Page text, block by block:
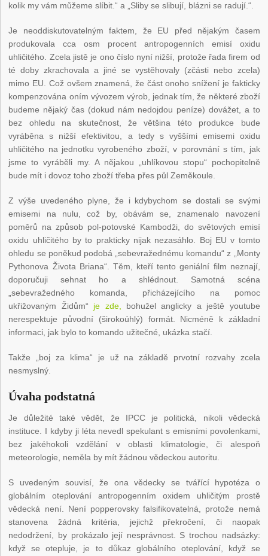
kolik my vám můžeme slíbit.“ a „Sliby se slibují, blázni se radují.“.
Je neoddiskutovatelným faktem, že EU před nějakým časem
produkovala cca osm procent antropogenních emisí oxidu
uhličitého. Zcela jistě je ono číslo nyní nižší, protože řada firem od
té doby zkrachovala a jiné se vystěhovaly (zčásti nebo zcela)
mimo EU. Což ovšem znamená, že část onoho snížení je fakticky
kompenzována oním vývozem výrob, jednak tím, že některé zboží
budeme nějaký čas (dokud nám nedojdou peníze) dovážet, a to
bez ohledu na skutečnost, že většina této produkce bude
vyráběna s nižší efektivitou, a tedy s vyššími emisemi oxidu
uhličitého na jednotku vyrobeného zboží, v porovnání s tím, jak
jsme to vyráběli my. A nějakou „uhlíkovou stopu“ pochopitelně
bude mít i dovoz toho zboží třeba přes půl Zeměkoule.
Z výše uvedeného plyne, že i kdybychom se dostali se svými
emisemi na nulu, což by, obávám se, znamenalo navození
poměrů na způsob pol-potovské Kambodži, do světových emisí
oxidu uhličitého by to prakticky nijak nezasáhlo. Boj EU v tomto
ohledu se poněkud podobá „sebevražednému komandu“ z „Monty
Pythonova Života Briana“. Těm, kteří tento geniální film neznají,
doporučuji sehnat ho a shlédnout. Samotná scéna
„sebevražedného komanda, přicházejícího na pomoc
ukřižovaným Židům“ je zde, bohužel anglicky a ještě youtube
nerespektuje původní (širokoúhlý) formát. Nicméně k základní
informaci, jak bylo to komando užitečné, ukázka stačí.
Takže „boj za klima“ je už na základě prvotní rozvahy zcela
nesmyslný.
Úvaha podstatná
Je důležité také vědět, že IPCC je politická, nikoli vědecká
instituce. I kdyby ji léta nevedl spekulant s emisními povolenkami,
bez jakéhokoli vzdělání v oblasti klimatologie, či alespoň
meteorologie, neměla by mít žádnou vědeckou autoritu.
S uvedeným souvisí, že ona vědecky se tvářící hypotéza o
globálním oteplování antropogenním oxidem uhličitým prostě
vědecká není. Není popperovsky falsifikovatelná, protože nemá
stanovena žádná kritéria, jejichž překročení, či naopak
nedodržení, by prokázalo její nesprávnost. S trochou nadsázky:
když se otepluje, je to důkaz globálního oteplování, když se